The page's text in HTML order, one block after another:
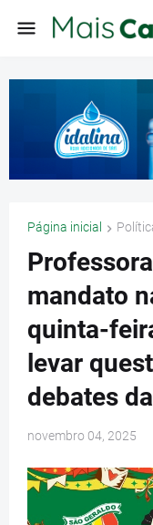
Página inicial
mandato
quinta-
levar
debates
novembro 04, 2025